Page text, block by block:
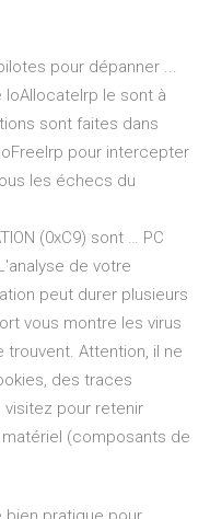
pour dépanner ...
IoAllocateIrp le sont à
sont faites dans
pour intercepter
les échecs du
(0xC9) sont … PC
de votre
peut durer plusieurs
vous montre les virus
Attention, il ne
des traces
visitez pour retenir
(composants de